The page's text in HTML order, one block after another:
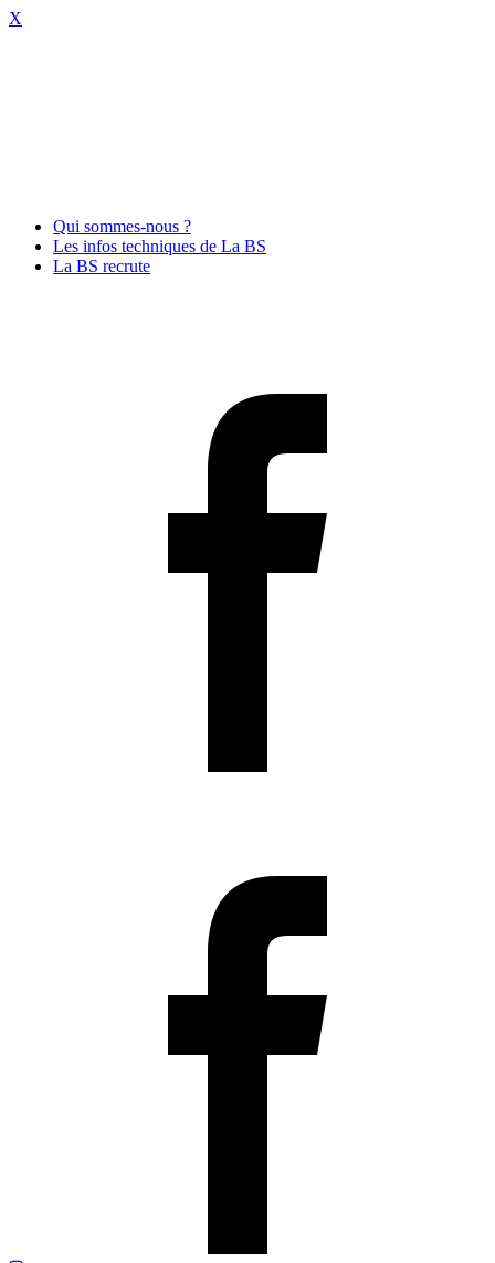
X
Qui sommes-nous ?
Les infos techniques de La BS
La BS recrute